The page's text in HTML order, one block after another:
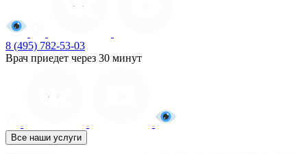
8 (495) 782-53-03
Врач приедет через 30 минут
Все наши услуги